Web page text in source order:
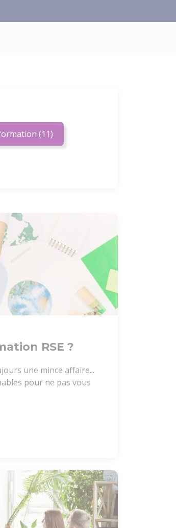
(11)
RSE ?
une mince affaire...
pour ne pas vous